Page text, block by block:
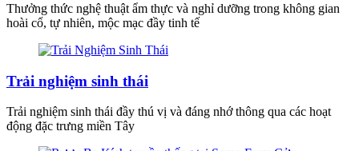
Thưởng thức nghệ thuật ẩm thực và nghỉ dưỡng trong không gian
hoài cổ, tự nhiên, mộc mạc đầy tinh tế
Trải nghiệm sinh thái
Trải nghiệm sinh thái đầy thú vị và đáng nhớ thông qua các hoạt
động đặc trưng miền Tây